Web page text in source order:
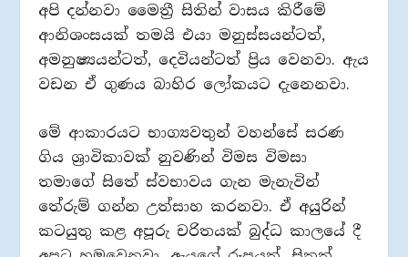
අපි දන්නවා මෛත්‍රී සිතින් වාසය කිරීමේ
ආනිශංසයක් තමයි එයා මනුස්සයන්ටත්,
අමනුෂ්‍යයන්ටත්, දෙවියන්ටත් ප්‍රිය වෙනවා. ඇය
වඩන ඒ ගුණය බාහිර ලෝකයට දැනෙනවා.
මේ ආකාරයට භාග්‍යවතුන් වහන්සේ සරණ
ගිය ශ්‍රාවිකාවක් නුවණින් විමස විමසා
තමාගේ සිතේ ස්වභාවය ගැන මැනැවින්
තේරුම් ගන්න උත්සාහ කරනවා. ඒ අයුරින්
කටයුතු කළ අපූරු චරිතයක් බුද්ධ කාලයේ දී